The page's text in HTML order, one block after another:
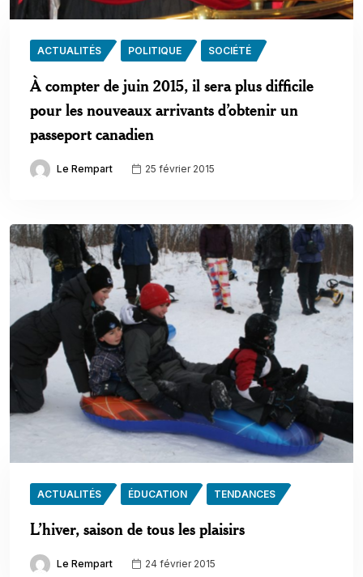
ACTUALITÉS POLITIQUE SOCIÉTÉ
À compter de juin 2015, il sera plus difficile
pour les nouveaux arrivants d’obtenir un
passeport canadien
Le Rempart 25 février 2015
ACTUALITÉS ÉDUCATION TENDANCES
L’hiver, saison de tous les plaisirs
Le Rempart 24 février 2015